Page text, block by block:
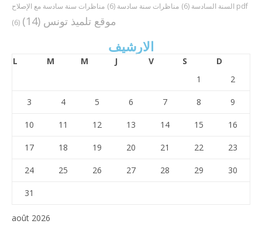
السنة السادسة (6) مناظرات سنة سادسة (6)
مناظرات سنة سادسة مع الإصلاح pdf
(6)
موقع تلميذ تونس (14)
الارشيف
août 2026
L M M J V S
D
1
2
3 4 5 6 7 8 9
10 11 12 13 14 15 16
17 18 19 20 21 22 23
24 25 26 27 28 29 30
31